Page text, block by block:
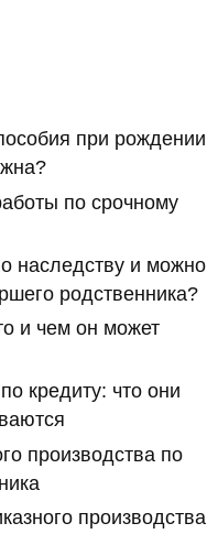
при рождении
по срочному
наследству и можно
родственника?
и чем он может
кредиту: что они
производства по
производства